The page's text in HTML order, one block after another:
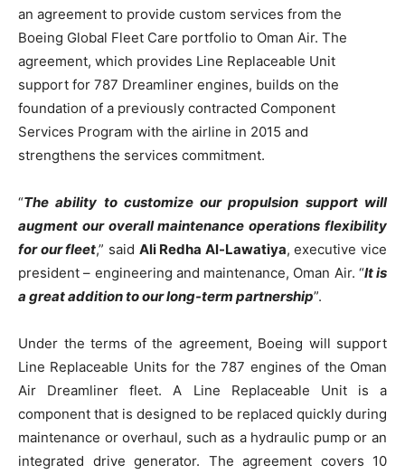
an agreement to provide custom services from the
Boeing Global Fleet Care portfolio to Oman Air. The
agreement, which provides Line Replaceable Unit
support for 787 Dreamliner engines, builds on the
foundation of a previously contracted Component
Services Program with the airline in 2015 and
strengthens the services commitment.
“The ability to customize our propulsion support will
augment our overall maintenance operations flexibility
for our fleet,” said Ali Redha Al-Lawatiya, executive vice
president – engineering and maintenance, Oman Air. “It is
a great addition to our long-term partnership”.
Under the terms of the agreement, Boeing will support
Line Replaceable Units for the 787 engines of the Oman
Air Dreamliner fleet. A Line Replaceable Unit is a
component that is designed to be replaced quickly during
maintenance or overhaul, such as a hydraulic pump or an
integrated drive generator. The agreement covers 10